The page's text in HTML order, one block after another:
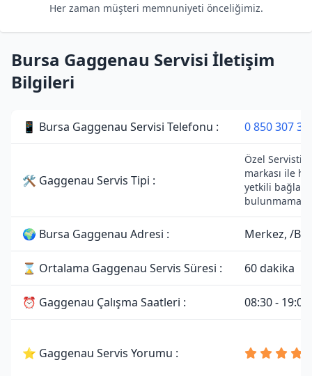
Her zaman müşteri memnuniyeti önceliğimiz.
Bursa Gaggenau Servisi İletişim
Bilgileri
📱 Bursa Gaggenau Servisi Telefonu : 0 850 307 34
🛠 Gaggenau Servis Tipi :
Özel Servistir.
markası ile
yetkili
🌍 Bursa Gaggenau Adresi : Merkez, /
⌛ Ortalama Gaggenau Servis Süresi : 60 dakika
⏰ Gaggenau Çalışma Saatleri : 08:30 - 19:00
⭐ Gaggenau Servis Yorumu :